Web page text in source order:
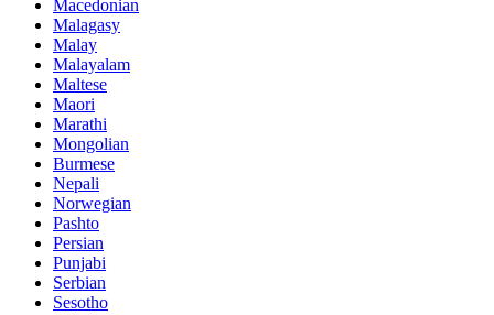
Macedonian
Malagasy
Malay
Malayalam
Maltese
Maori
Marathi
Mongolian
Burmese
Nepali
Norwegian
Pashto
Persian
Punjabi
Serbian
Sesotho